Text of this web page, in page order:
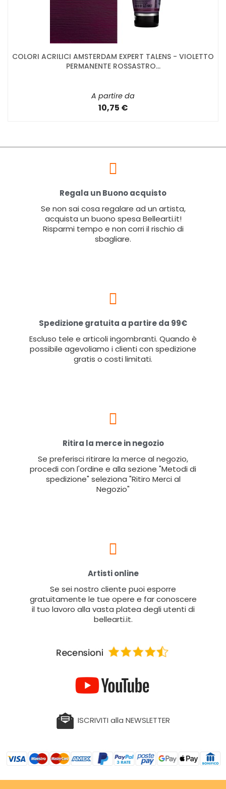
COLORI ACRILICI AMSTERDAM EXPERT TALENS - VIOLETTO
PERMANENTE ROSSASTRO...
A partire da
10,75 €
Regala un Buono acquisto
Se non sai cosa regalare ad un artista,
acquista un buono spesa Bellearti.it!
Risparmi tempo e non corri il rischio di
sbagliare.
Spedizione gratuita a partire da 99€
Escluso tele e articoli ingombranti. Quando è
possibile agevoliamo i clienti con spedizione
gratis o costi limitati.
Ritira la merce in negozio
Se preferisci ritirare la merce al negozio,
procedi con l'ordine e alla sezione "Metodi di
spedizione" seleziona "Ritiro Merci al
Negozio"
Artisti online
Se sei nostro cliente puoi esporre
gratuitamente le tue opere e far conoscere
il tuo lavoro alla vasta platea degli utenti di
bellearti.it.
ISCRIVITI alla NEWSLETTER